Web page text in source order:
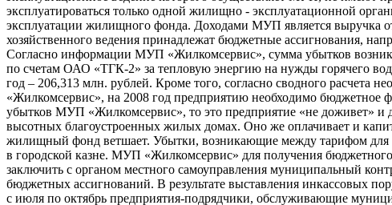
эксплуатироваться только одной жилищно - эксплуатационной
эксплуатации жилищного фонда. Доходами МУП является выручка
хозяйственного ведения принадлежат бюджетные ассигнования,
Согласно информации МУП «Жилкомсервис», сумма убытков
по счетам ОАО «ТГК-2» за тепловую энергию на нужды горячего
год – 206,313 млн. рублей. Кроме того, согласно сводного
«Жилкомсервис», на 2008 год предприятию необходимо бюджетное
убытков МУП «Жилкомсервис», то это предприятие «не доживет» и
высотных благоустроенных жилых домах. Оно же оплачивает и
жилищный фонд ветшает. Убытки, возникающие между тарифом для
в городской казне. МУП «Жилкомсервис» для получения
заключить с органом местного самоуправления муниципальный
бюджетных ассигнований. В результате выставления инкассовых
с июля по октябрь предприятия-подрядчики, обслуживающие